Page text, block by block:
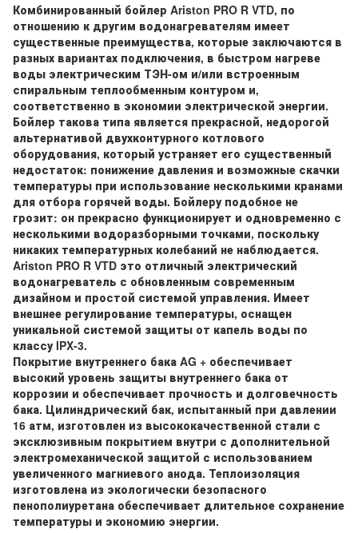
Комбинированный бойлер Ariston PRO R VTD, по
отношению к другим водонагревателям имеет
существенные преимущества, которые заключаются в
разных вариантах подключения, в быстром нагреве
воды электрическим ТЭН-ом и/или встроенным
спиральным теплообменным контуром и,
соответственно в экономии электрической энергии.
Бойлер такова типа является прекрасной, недорогой
альтернативой двухконтурного котлового
оборудования, который устраняет его существенный
недостаток: понижение давления и возможные скачки
температуры при использование несколькими кранами
для отбора горячей воды. Бойлеру подобное не
грозит: он прекрасно функционирует и одновременно с
несколькими водоразборными точками, поскольку
никаких температурных колебаний не наблюдается.
Ariston PRO R VTD это отличный электрический
водонагреватель с обновленным современным
дизайном и простой системой управления. Имеет
внешнее регулирование температуры, оснащен
уникальной системой защиты от капель воды по
классу IPX-3.
Покрытие внутреннего бака AG + обеспечивает
высокий уровень защиты внутреннего бака от
коррозии и обеспечивает прочность и долговечность
бака. Цилиндрический бак, испытанный при давлении
16 атм, изготовлен из высококачественной стали с
эксклюзивным покрытием внутри с дополнительной
электромеханической защитой с использованием
увеличенного магниевого анода. Теплоизоляция
изготовлена из экологически безопасного
пенополиуретана обеспечивает длительное сохранение
температуры и экономию энергии.